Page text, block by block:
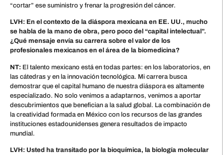
“cortar” ese suministro y frenar la progresión del cáncer.
LVH: En el contexto de la diáspora mexicana en EE. UU., mucho
se habla de la mano de obra, pero poco del “capital intelectual”.
¿Qué mensaje envía su carrera sobre el valor de los
profesionales mexicanos en el área de la biomedicina?
NT: El talento mexicano está en todas partes: en los laboratorios, en
las cátedras y en la innovación tecnológica. Mi carrera busca
demostrar que el capital humano de nuestra diáspora es altamente
especializado. No solo venimos a adaptarnos, venimos a aportar
descubrimientos que benefician a la salud global. La combinación de
la creatividad formada en México con los recursos de las grandes
instituciones estadounidenses genera resultados de impacto
mundial.
LVH: Usted ha transitado por la bioquímica, la biología molecular